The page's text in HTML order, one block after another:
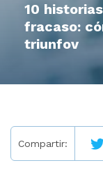
10
fracaso:
triunfov
Compartir: